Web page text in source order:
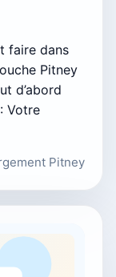
faire dans
Pitney
d’abord
Votre
Pitney